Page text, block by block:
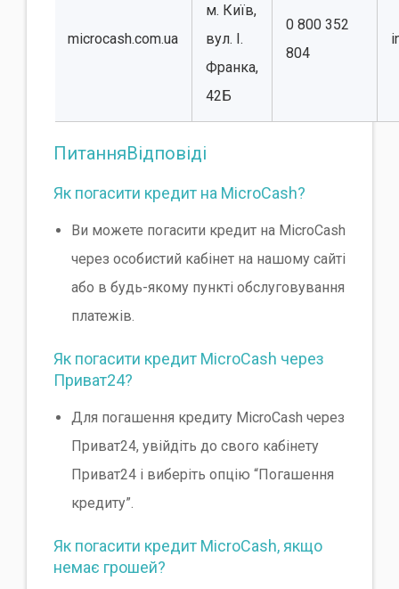
microcash.com.ua
м. Київ,
вул. І.
Франка,
42Б
0 800 352
804
ПитанняВідповіді
Як погасити кредит на MicroCash?
Ви можете погасити кредит на MicroCash
через особистий кабінет на нашому сайті
або в будь-якому пункті обслуговування
платежів.
Як погасити кредит MicroCash через
Приват24?
Для погашення кредиту MicroCash через
Приват24, увійдіть до свого кабінету
Приват24 і виберіть опцію “Погашення
кредиту”.
Як погасити кредит MicroCash, якщо
немає грошей?